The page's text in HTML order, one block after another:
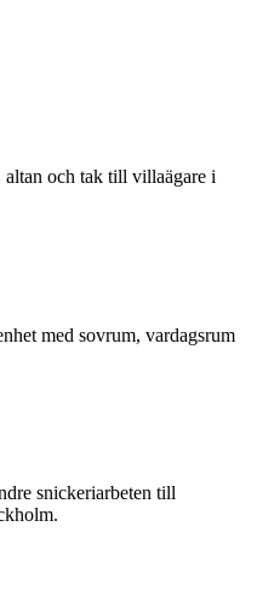
altan och tak till villaägare i
med sovrum, vardagsrum
snickeriarbeten till